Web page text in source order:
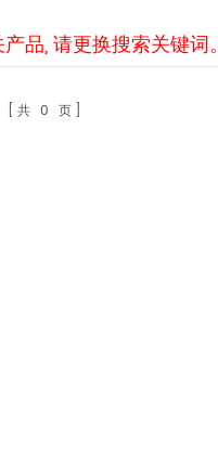
品, 请更换搜索关键词。
共 0 页